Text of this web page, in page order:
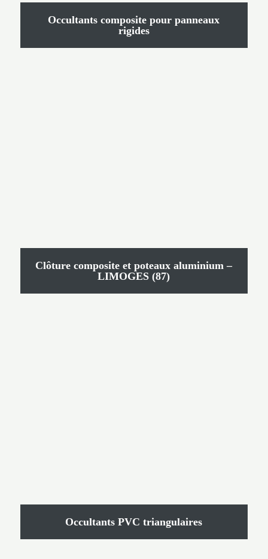
Occultants composite pour panneaux
rigides
Clôture composite et poteaux aluminium –
LIMOGES (87)
Occultants PVC triangulaires